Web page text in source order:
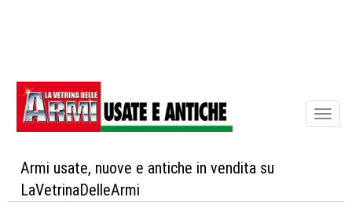
Armi usate, nuove e antiche in vendita su
LaVetrinaDelleArmi